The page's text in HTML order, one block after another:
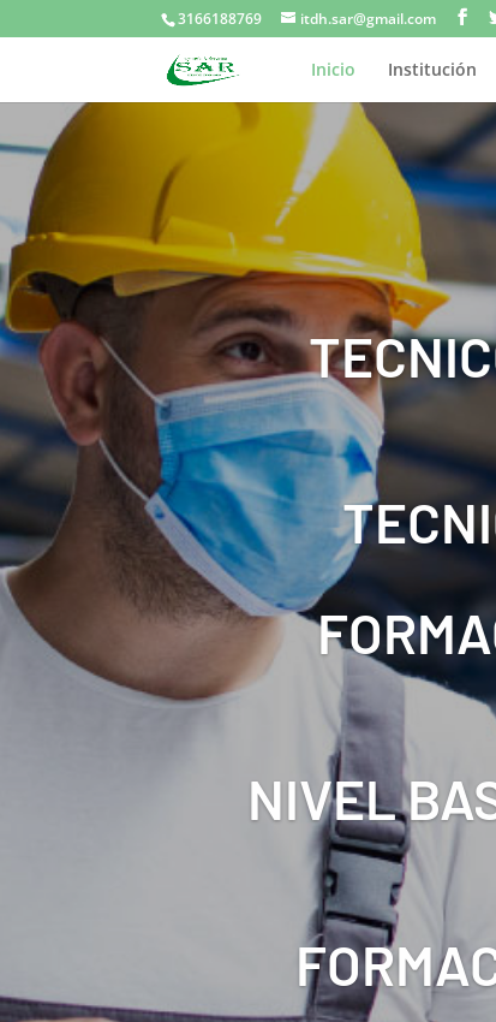
3166188769 itdh.sar@gmail.com
Inicio Institución
NIVEL